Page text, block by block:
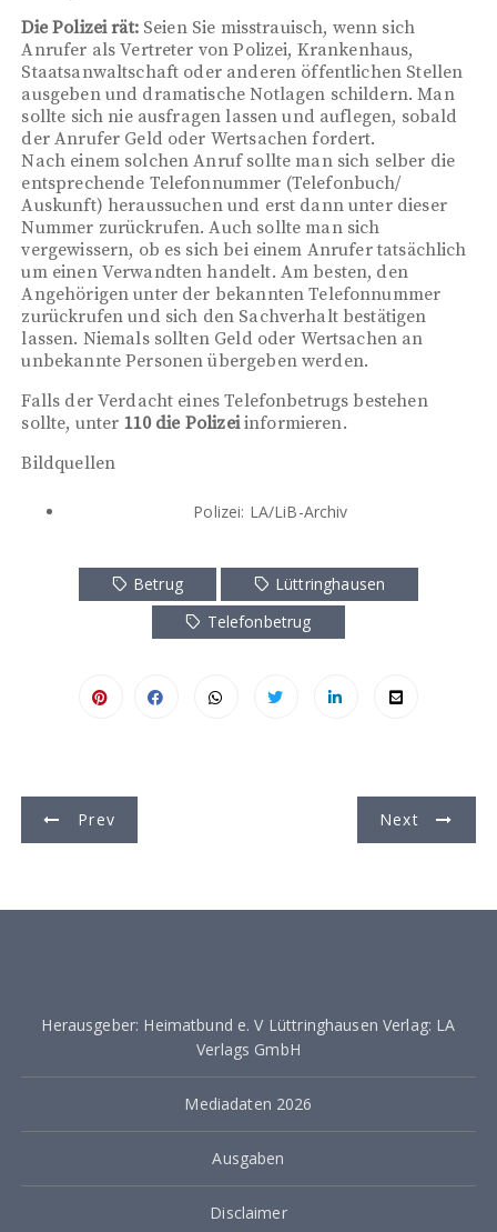
Die Polizei rät:Seien Sie misstrauisch, wenn sich
Anrufer als Vertreter von Polizei, Krankenhaus,
Staatsanwaltschaft oder anderen öffentlichen Stellen
ausgeben und dramatische Notlagen schildern. Man
sollte sich nie ausfragen lassen und auflegen, sobald
der Anrufer Geld oder Wertsachen fordert.
Nach einem solchen Anruf sollte man sich selber die
entsprechende Telefonnummer (Telefonbuch/
Auskunft) heraussuchen und erst dann unter dieser
Nummer zurückrufen. Auch sollte man sich
vergewissern, ob es sich bei einem Anrufer tatsächlich
um einen Verwandten handelt. Am besten, den
Angehörigen unter der bekannten Telefonnummer
zurückrufen und sich den Sachverhalt bestätigen
lassen. Niemals sollten Geld oder Wertsachen an
unbekannte Personen übergeben werden.
Falls der Verdacht eines Telefonbetrugs bestehen
sollte, unter 110 die Polizeiinformieren.
Bildquellen
Polizei: LA/LiB-Archiv
Betrug
Lüttringhausen
Telefonbetrug
e
s
v
Prev Next
Herausgeber: Heimatbund e. V Lüttringhausen Verlag: LA
Verlags GmbH
Mediadaten 2026
Ausgaben
Disclaimer